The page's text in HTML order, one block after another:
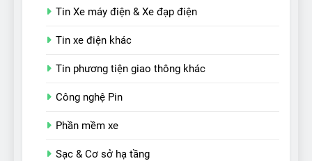
Tin Xe máy điện & Xe đạp điện
Tin xe điện khác
Tin phương tiện giao thông khác
Công nghệ Pin
Phần mềm xe
Sạc & Cơ sở hạ tầng